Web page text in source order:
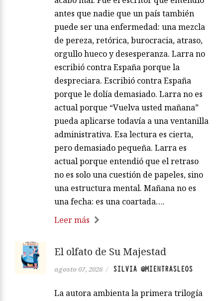
antes que nadie que un país también
puede ser una enfermedad: una mezcla
de pereza, retórica, burocracia, atraso,
orgullo hueco y desesperanza. Larra no
escribió contra España porque la
despreciara. Escribió contra España
porque le dolía demasiado. Larra no es
actual porque “Vuelva usted mañana”
pueda aplicarse todavía a una ventanilla
administrativa. Esa lectura es cierta,
pero demasiado pequeña. Larra es
actual porque entendió que el retraso
no es solo una cuestión de papeles, sino
una estructura mental. Mañana no es
una fecha: es una coartada….
Leer más
El olfato de Su Majestad
agosto 07, 2026 / SILVIA @MIENTRASLEOS
La autora ambienta la primera trilogía